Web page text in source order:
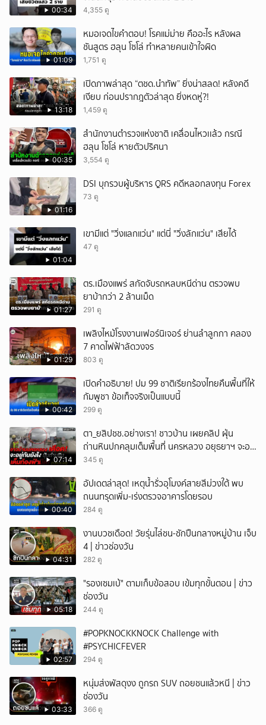
00:34 4,355 ดู
01:09
หมอเจดไขคำตอบ! โรคแม่ม่าย คืออะไร หลังผล
ชันสูตร ฮลุน โซโล่ ทำหลายคนเข้าใจผิด
1,751 ดู
13:18
เปิดภาพล่าสุด “ตชด.นำทัพ” ยิ่งน่าสลด! หลังคดี
เงียบ ก่อนปรากฎตัวล่าสุด ยิ่งหดหู่?!
1,459 ดู
00:35
สำนักงานตำรวจแห่งชาติ เคลื่อนไหวเเล้ว กรณี
ฮลุน โซโล่ หายตัวปริศนา
3,554 ดู
01:16
DSI บุกรวบผู้บริหาร QRS คดีหลอกลงทุน Forex
73 ดู
01:04
เขามีแต่ "วิ่งแลกแว่น" แต่นี่ "วิ่งลักแว่น" เสียได้
47 ดู
01:27
ตร.เมืองแพร่ สกัดจับรถหลบหนีด่าน ตรวจพบ
ยาบ้ากว่า 2 ล้านเม็ด
291 ดู
01:29
เพลิงไหม้โรงงานเฟอร์นิเจอร์ ย่านลำลูกกา คลอง
7 คาดไฟฟ้าลัดวงจร
803 ดู
00:42
เปิดคำอธิบาย! ปม 99 ชาติเรียกร้องไทยคืนพื้นที่ให้
กัมพูชา ข้อเท็จจริงเป็นแบบนี้
299 ดู
07:14
ตา_ยสิปชช.อย่างเรา! ชาวบ้าน เผยคลิป ฝุ่น
ถ่านหินปกคลุมเต็มพื้นที่ นครหลวง อยุธยาฯ จะอยู่
กันยังไง
345 ดู
00:40
อัปเดตล่าสุด! เหตุน้ำรั่วอุโมงค์สายสีม่วงใต้ พบ
ถนนทรุดเพิ่ม-เร่งตรวจอาคารโดยรอบ
284 ดู
04:31
งานบวชเดือด! วัยรุ่นไล่ชน-ชักปืนกลางหมู่บ้าน เจ็บ
4 | ข่าวช่องวัน
282 ดู
05:18
"รองเซมเบ้" ตามเก็บข้อสอบ เข้มทุกขั้นตอน | ข่าว
ช่องวัน
244 ดู
02:57
#POPKNOCKKNOCK Challenge with
#PSYCHICFEVER
294 ดู
03:33
หนุ่มส่งพัสดุงง ถูกรถ SUV ถอยชนแล้วหนี | ข่าว
ช่องวัน
366 ดู